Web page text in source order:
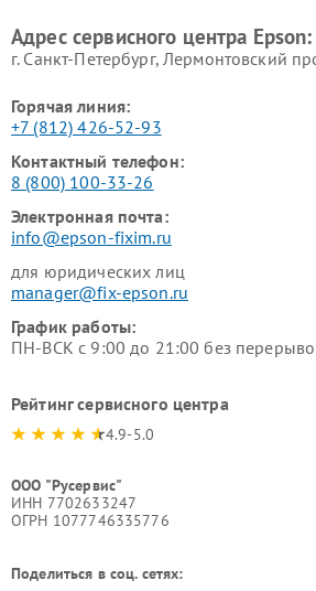
Адрес сервисного центра Epson:
г. Санкт-Петербург, Лермонтовский
Горячая линия:
+7 (812) 426-52-93
Контактный телефон:
8 (800) 100-33-26
Электронная почта:
info@epson-fixim.ru
для юридических лиц
manager@fix-epson.ru
График работы:
ПН-ВСК с 9:00 до 21:00 без
Рейтинг сервисного центра
4.9-5.0
ООО "Русервис"
ИНН 7702633247
ОГРН 1077746335776
Поделиться в соц. сетях: